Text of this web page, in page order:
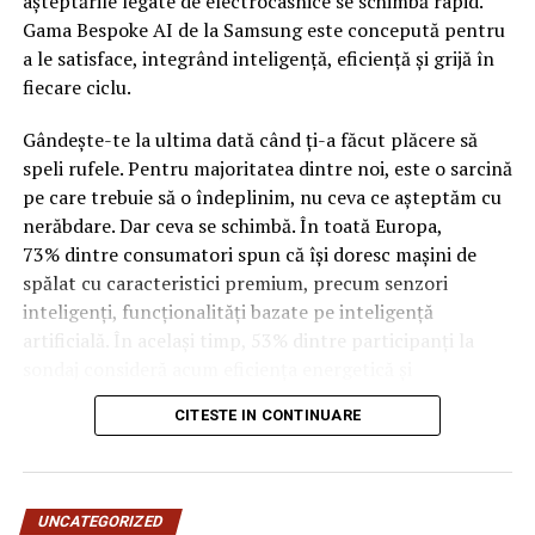
Incepand cu luni, 3.08, batarile pot fi comandate si prin
aplicatia WOLT.
Vineri, 7 august: 10:00 – 13:00
Ridicarea bratarilor inainte de festival se poate face
exclusiv de catre detinatorii de abonamente sau invitatii
de tip full pass.
Accesul in festival
Vineri: incepand cu ora 16:00
Gama Bespoke AI de la Samsung este concepută pentru
a le satisface, integrând inteligență, eficiență și grijă în
fiecare ciclu.
Gândește-te la ultima dată când ți-a făcut plăcere să
speli rufele. Pentru majoritatea dintre noi, este o sarcină
pe care trebuie să o îndeplinim, nu ceva ce așteptăm cu
nerăbdare. Dar ceva se schimbă. În toată Europa,
73% dintre consumatori spun că își doresc mașini de
spălat cu caracteristici premium, precum senzori
inteligenți, funcționalități bazate pe inteligență
artificială. În același timp, 53% dintre participanți la
optimizarea bazată pe inteligență artificială drept
factori-cheie în alegerea electrocasnicelor. Cererea
între 2024 și 2025. Mesajul este clar: oamenii nu vor
CITESTE IN CONTINUARE
UNCATEGORIZED